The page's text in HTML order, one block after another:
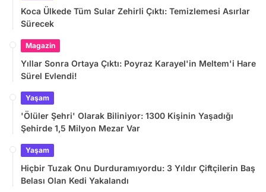
Koca Ülkede Tüm Sular Zehirli Çıktı: Temizlemesi Asırlar
Sürecek
Magazin
Yıllar Sonra Ortaya Çıktı: Poyraz Karayel'in Meltem'i Hare
Sürel Evlendi!
Yaşam
'Ölüler Şehri' Olarak Biliniyor: 1300 Kişinin Yaşadığı
Şehirde 1,5 Milyon Mezar Var
Yaşam
Hiçbir Tuzak Onu Durduramıyordu: 3 Yıldır Çiftçilerin Baş
Belası Olan Kedi Yakalandı